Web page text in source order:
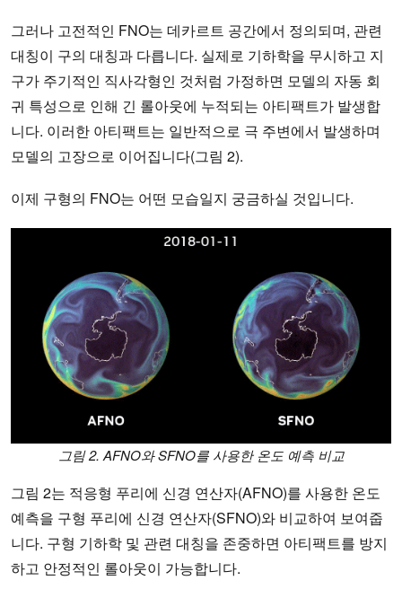
그러나 고전적인 FNO는 데카르트 공간에서 정의되며, 관련
대칭이 구의 대칭과 다릅니다. 실제로 기하학을 무시하고 지
구가 주기적인 직사각형인 것처럼 가정하면 모델의 자동 회
귀 특성으로 인해 긴 롤아웃에 누적되는 아티팩트가 발생합
니다. 이러한 아티팩트는 일반적으로 극 주변에서 발생하며
모델의 고장으로 이어집니다(그림 2).
이제 구형의 FNO는 어떤 모습일지 궁금하실 것입니다.
그림 2. AFNO와 SFNO를 사용한 온도 예측 비교
그림 2는 적응형 푸리에 신경 연산자(AFNO)를 사용한 온도
예측을 구형 푸리에 신경 연산자(SFNO)와 비교하여 보여줍
니다. 구형 기하학 및 관련 대칭을 존중하면 아티팩트를 방지
하고 안정적인 롤아웃이 가능합니다.